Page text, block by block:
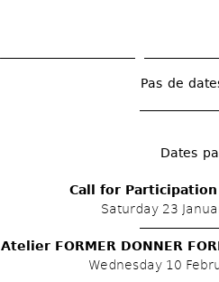
main
Pas de
Dates
Call for
Saturday 23
Atelier FORMER DONNER
Wednesday 10